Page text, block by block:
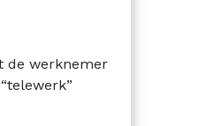
de werknemer